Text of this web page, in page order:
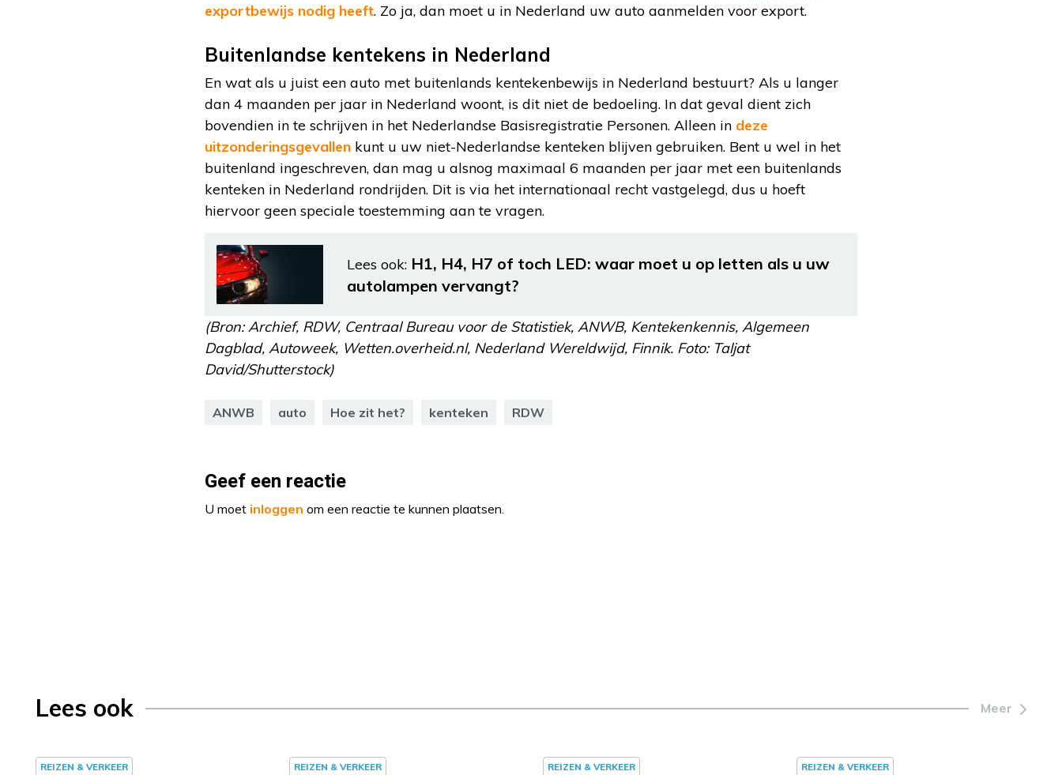
exportbewijs nodig heeft. Zo ja, dan moet u in Nederland uw auto aanmelden voor export.
Buitenlandse kentekens in Nederland
En wat als u juist een auto met buitenlands kentekenbewijs in Nederland bestuurt? Als u langer
dan 4 maanden per jaar in Nederland woont, is dit niet de bedoeling. In dat geval dient zich
bovendien in te schrijven in het Nederlandse Basisregistratie Personen. Alleen in deze
uitzonderingsgevallen kunt u uw niet-Nederlandse kenteken blijven gebruiken. Bent u wel in het
buitenland ingeschreven, dan mag u alsnog maximaal 6 maanden per jaar met een buitenlands
kenteken in Nederland rondrijden. Dit is via het internationaal recht vastgelegd, dus u hoeft
hiervoor geen speciale toestemming aan te vragen.
Lees ook: H1, H4, H7 of toch LED: waar moet u op letten als u uw
autolampen vervangt?
(Bron: Archief, RDW, Centraal Bureau voor de Statistiek, ANWB, Kentekenkennis, Algemeen
Dagblad, Autoweek, Wetten.overheid.nl, Nederland Wereldwijd, Finnik. Foto: Taljat
David/Shutterstock)
ANWB auto Hoe zit het? kenteken RDW
Geef een reactie
U moet inloggen om een reactie te kunnen plaatsen.
Lees ook Meer
REIZEN & VERKEER REIZEN & VERKEER REIZEN & VERKEER REIZEN & VERKEER